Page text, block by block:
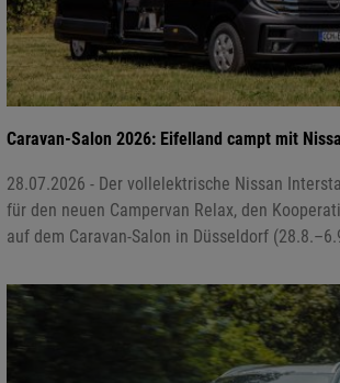
Caravan-Salon 2026: Eifelland campt mit
28.07.2026 - Der vollelektrische Nissan
für den neuen Campervan Relax, den
auf dem Caravan-Salon in Düsseldorf